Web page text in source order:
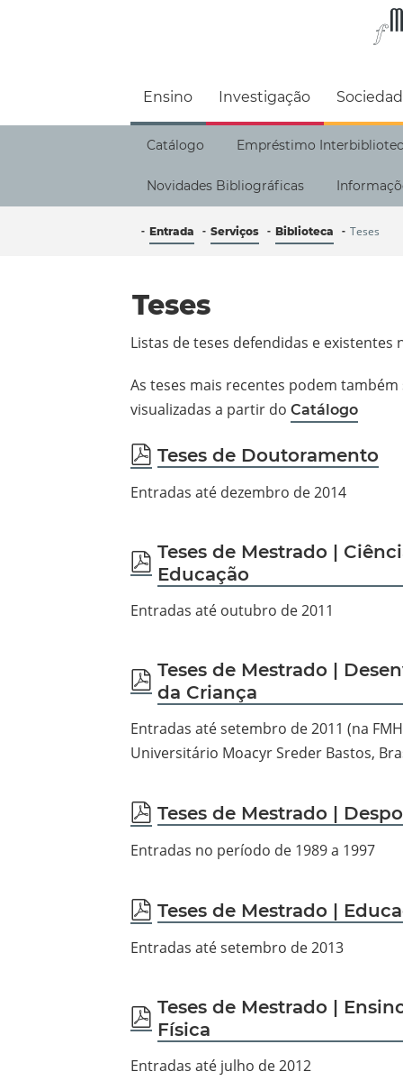
Faculdade de
Ensino Investigação
Catálogo Empréstimo
Novidades Bibliográficas
Entrada Serviços Biblioteca Teses
Teses
Listas de teses defendidas e existentes
As teses mais recentes podem
visualizadas a partir do Catálogo
pdf
Teses de Doutoramento
Entradas até dezembro de 2014
pdf
Teses de Mestrado |
Educação
Entradas até outubro de 2011
pdf
Teses de Mestrado |
da Criança
Entradas até setembro de 2011 (na
Universitário Moacyr Sreder Bastos,
pdf
Teses de Mestrado |
Entradas no período de 1989 a 1997
pdf
Teses de Mestrado |
Entradas até setembro de 2013
pdf
Teses de Mestrado |
Física
Entradas até julho de 2012